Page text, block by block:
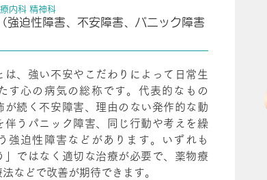
内科 精神科
強迫性障害、不安障害、パニック障害
は、強い不安やこだわりによって日常生
す心の病気の総称です。代表的なもの
が続く不安障害、理由のない発作的な動
伴うパニック障害、同じ行動や考えを繰
強迫性障害などがあります。いずれも
」ではなく適切な治療が必要で、薬物療
などで改善が期待できます。